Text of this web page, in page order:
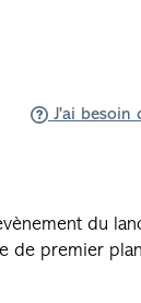
J'ai besoin
du
de premier